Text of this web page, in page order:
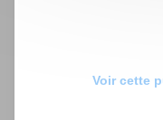
Voir cette